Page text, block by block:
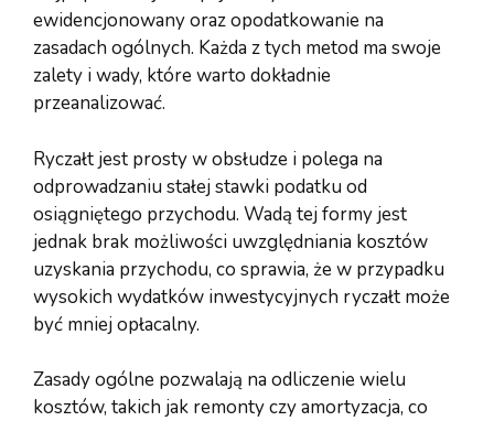
ewidencjonowany oraz opodatkowanie na
zasadach ogólnych. Każda z tych metod ma swoje
zalety i wady, które warto dokładnie
przeanalizować.
Ryczałt jest prosty w obsłudze i polega na
odprowadzaniu stałej stawki podatku od
osiągniętego przychodu. Wadą tej formy jest
jednak brak możliwości uwzględniania kosztów
uzyskania przychodu, co sprawia, że w przypadku
wysokich wydatków inwestycyjnych ryczałt może
być mniej opłacalny.
Zasady ogólne pozwalają na odliczenie wielu
kosztów, takich jak remonty czy amortyzacja, co